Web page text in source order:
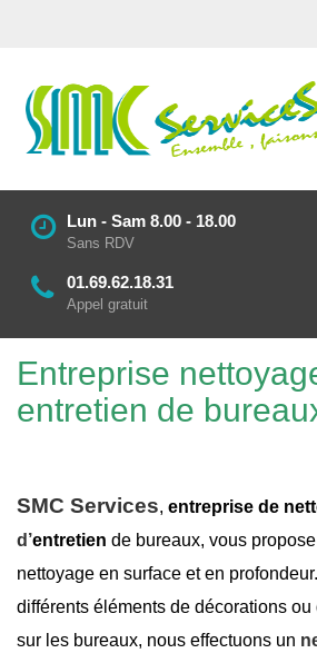
Lun - Sam 8.00 - 18.00
Sans RDV
01.69.62.18.31
Appel gratuit
Entreprise
entretien de
SMC Services, entreprise de
d’entretien de bureaux, vous
nettoyage en surface et en
différents éléments de décorations
sur les bureaux, nous effectuons un